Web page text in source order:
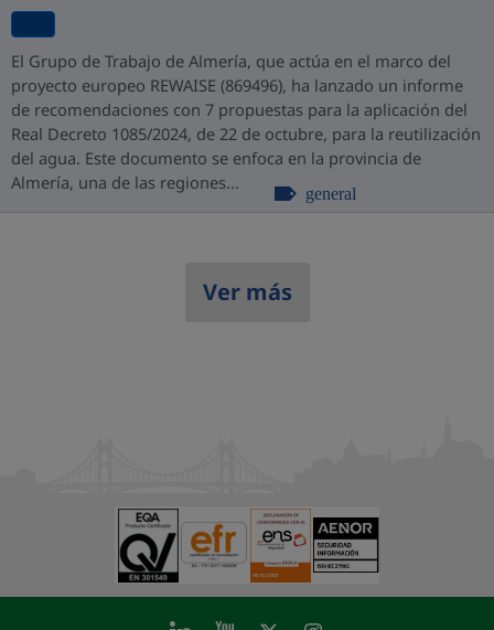
El Grupo de Trabajo de Almería, que actúa en el marco del
proyecto europeo REWAISE (869496), ha lanzado un informe
de recomendaciones con 7 propuestas para la aplicación del
Real Decreto 1085/2024, de 22 de octubre, para la reutilización
del agua. Este documento se enfoca en la provincia de
Almería, una de las regiones...
general
Ver más